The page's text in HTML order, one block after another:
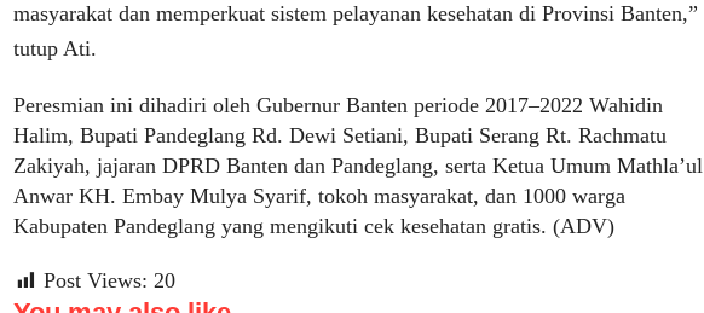
masyarakat dan memperkuat sistem pelayanan kesehatan di Provinsi Banten,”
tutup Ati.
Peresmian ini dihadiri oleh Gubernur Banten periode 2017–2022 Wahidin
Halim, Bupati Pandeglang Rd. Dewi Setiani, Bupati Serang Rt. Rachmatu
Zakiyah, jajaran DPRD Banten dan Pandeglang, serta Ketua Umum Mathla’ul
Anwar KH. Embay Mulya Syarif, tokoh masyarakat, dan 1000 warga
Kabupaten Pandeglang yang mengikuti cek kesehatan gratis. (ADV)
Post Views: 20